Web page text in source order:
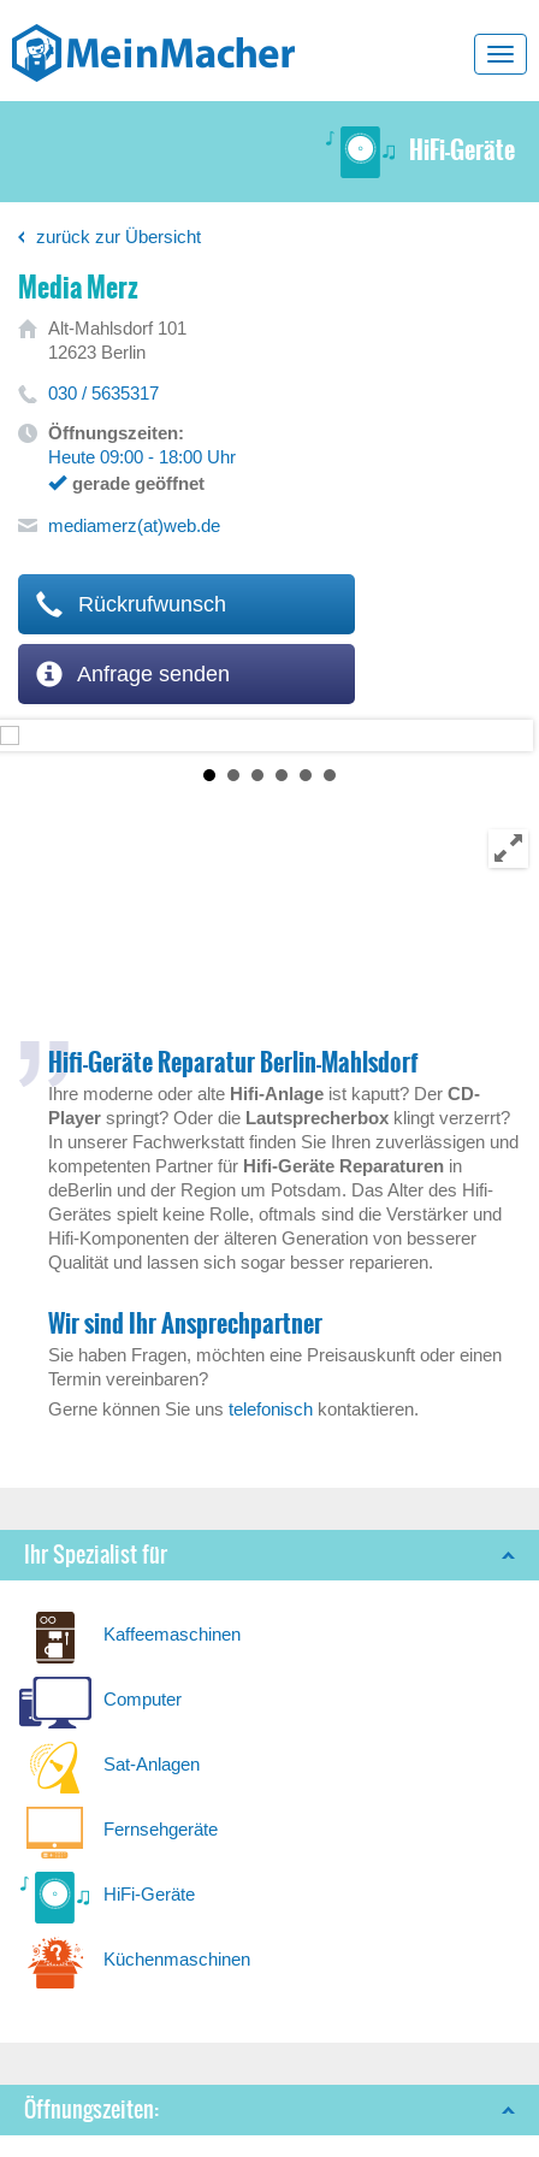
HiFi-Geräte
zurück zur Übersicht
Media Merz
Alt-Mahlsdorf 101
12623 Berlin
030 / 5635317
Öffnungszeiten:
Heute 09:00 - 18:00 Uhr
gerade geöffnet
mediamerz(at)web.de
Rückrufwunsch
Anfrage senden
Hifi-Geräte Reparatur Berlin-Mahlsdorf
Ihre moderne oder alte Hifi-Anlage ist kaputt? Der CD-
Player springt? Oder die Lautsprecherbox klingt verzerrt?
In unserer Fachwerkstatt finden Sie Ihren zuverlässigen und
kompetenten Partner für Hifi-Geräte Reparaturen in
deBerlin und der Region um Potsdam. Das Alter des Hifi-
Gerätes spielt keine Rolle, oftmals sind die Verstärker und
Hifi-Komponenten der älteren Generation von besserer
Qualität und lassen sich sogar besser reparieren.
Wir sind Ihr Ansprechpartner
Sie haben Fragen, möchten eine Preisauskunft oder einen
Termin vereinbaren?
Gerne können Sie uns telefonisch kontaktieren.
Ihr Spezialist für
Kaffeemaschinen
Computer
Sat-Anlagen
Fernsehgeräte
HiFi-Geräte
Küchenmaschinen
Öffnungszeiten: